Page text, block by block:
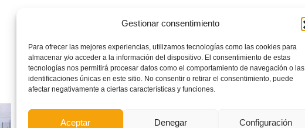
Gestionar consentimiento
Para ofrecer las mejores experiencias, utilizamos tecnologías como las cookies para
almacenar y/o acceder a la información del dispositivo. El consentimiento de estas
tecnologías nos permitirá procesar datos como el comportamiento de navegación o las
identificaciones únicas en este sitio. No consentir o retirar el consentimiento, puede
afectar negativamente a ciertas características y funciones.
Aceptar Denegar Configuración
ETIQUETADO BAJO:
VALENTA